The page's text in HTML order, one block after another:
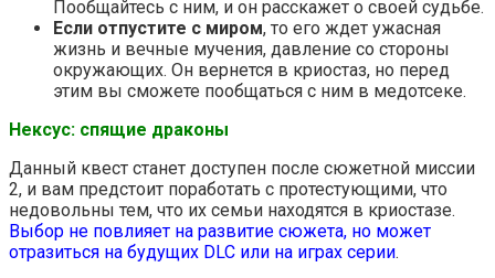
Пообщайтесь с ним, и он расскажет о своей судьбе.
Если отпустите с миром, то его ждет ужасная
жизнь и вечные мучения, давление со стороны
окружающих. Он вернется в криостаз, но перед
этим вы сможете пообщаться с ним в медотсеке.
Нексус: спящие драконы
Данный квест станет доступен после сюжетной миссии
2, и вам предстоит поработать с протестующими, что
недовольны тем, что их семьи находятся в криостазе.
Выбор не повлияет на развитие сюжета, но может
отразиться на будущих DLC или на играх серии.